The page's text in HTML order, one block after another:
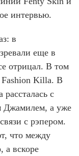
интервью.
в
еще в
отрицал. В том
Fashion Killa. В
рассталась с
Джамилем, а уже
с рэпером.
что между
а вскоре